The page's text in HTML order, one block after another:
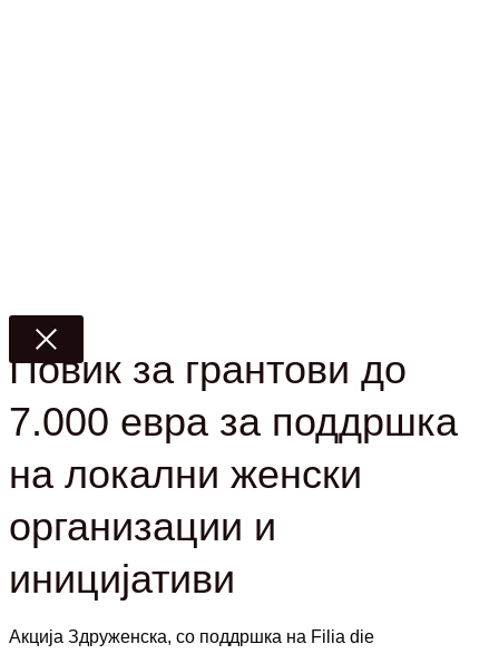
Повик за грантови до
7.000 евра за поддршка
на локални женски
организации и
иницијативи
Акција Здруженска, со поддршка на Filia die